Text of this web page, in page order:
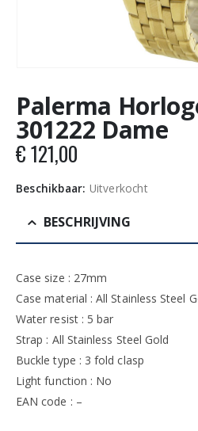
Palerma
301222 Dame
€121,00
Beschikbaar: Uitverkocht
BESCHRIJVING
Case size : 27mm
Case material : All Stainless Steel
Water resist : 5 bar
Strap : All Stainless Steel Gold
Buckle type : 3 fold clasp
Light function : No
EAN code : –